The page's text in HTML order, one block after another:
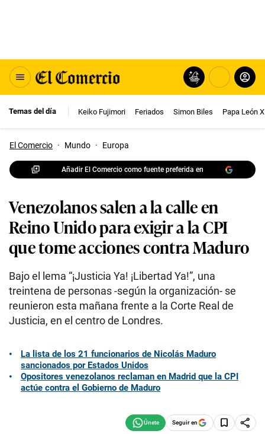
Temas del día Keiko Fujimori Feriados Simon Biles Papa León
El Comercio · Mundo · Europa
Añadir El Comercio como fuente preferida en
Venezolanos salen a la calle en
Reino Unido para exigir a la CPI
que tome acciones contra Maduro
Bajo el lema “¡Justicia Ya! ¡Libertad Ya!”, una
treintena de personas -según la organización- se
reunieron esta mañana frente a la Corte Real de
Justicia, en el centro de Londres.
La lista de los 21 funcionarios de Nicolás Maduro
sancionados por Estados Unidos
Opositores venezolanos reclaman en Madrid que la CPI
actúe contra el Gobierno de Maduro
Seguir en